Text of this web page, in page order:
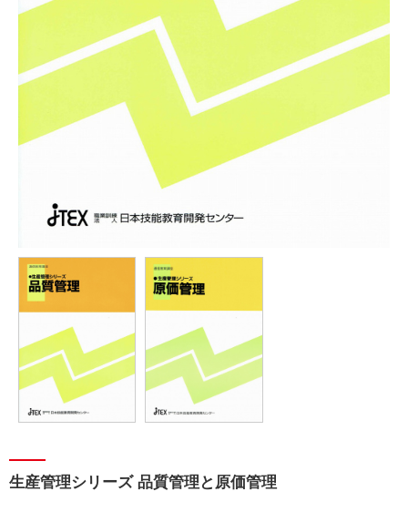
生産管理シリーズ 品質管理と原価管理